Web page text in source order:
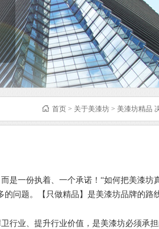
首页 > 关于美漆坊 > 美漆坊精品
是一份执着、一个承诺！“如何把美漆坊
的问题。【只做精品】是美漆坊品牌的路
行业、提升行业价值，是美漆坊必须承